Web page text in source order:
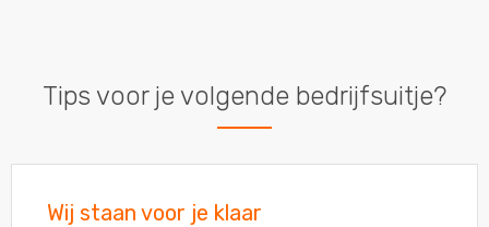
Tips voor je volgende bedrijfsuitje?
Wij staan voor je klaar